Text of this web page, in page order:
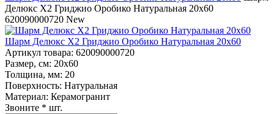
Делюкс Х2 Гриджио Оробико Натуральная 20x60
620090000720 New
Шарм Делюкс Х2 Гриджио Оробико Натуральная 20x60
Артикул товара: 620090000720
Размер, см: 20x60
Толщина, мм: 20
Поверхность: Натуральная
Материал: Керамогранит
Звоните * шт.